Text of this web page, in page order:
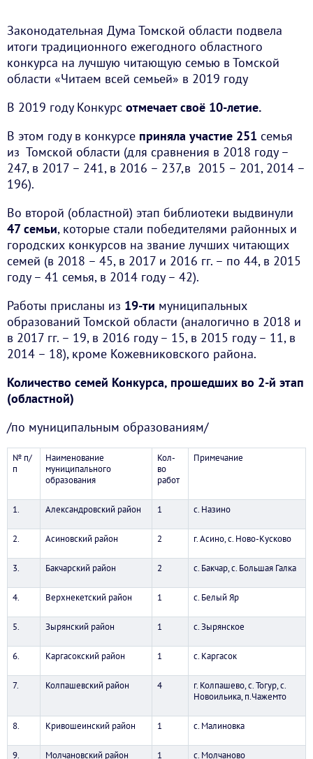
Законодательная Дума Томской области подвела
итоги традиционного ежегодного областного
конкурса на лучшую читающую семью в Томской
области «Читаем всей семьей» в 2019 году
В 2019 году Конкурс отмечает своё 10-летие.
В этом году в конкурсе приняла участие 251 семья
из Томской области (для сравнения в 2018 году –
247, в 2017 – 241, в 2016 – 237,в 2015 – 201, 2014 –
196).
Во второй (областной) этап библиотеки выдвинули
47 семьи, которые стали победителями районных и
городских конкурсов на звание лучших читающих
семей (в 2018 – 45, в 2017 и 2016 гг. – по 44, в 2015
году – 41 семья, в 2014 году – 42).
Работы присланы из 19-ти муниципальных
образований Томской области (аналогично в 2018 и
в 2017 гг. – 19, в 2016 году – 15, в 2015 году – 11, в
2014 – 18), кроме Кожевниковского района.
Количество семей Конкурса, прошедших во 2-й этап
(областной)
/по муниципальным образованиям/
№ п/
п
Наименование
муниципального
образования
Кол-
во
работ
Примечание
1. Александровский район 1 с. Назино
2. Асиновский район 2 г. Асино, с. Ново-Кусково
3. Бакчарский район 2 с. Бакчар, с. Большая Галка
4. Верхнекетский район 1 с. Белый Яр
5. Зырянский район 1 с. Зырянское
6. Каргасокский район 1 с. Каргасок
7. Колпашевский район 4
г. Колпашево, с. Тогур, с.
Новоильика, п.Чажемто
8. Кривошеинский район 1 с. Малиновка
9. Молчановский район 1 с. Молчаново